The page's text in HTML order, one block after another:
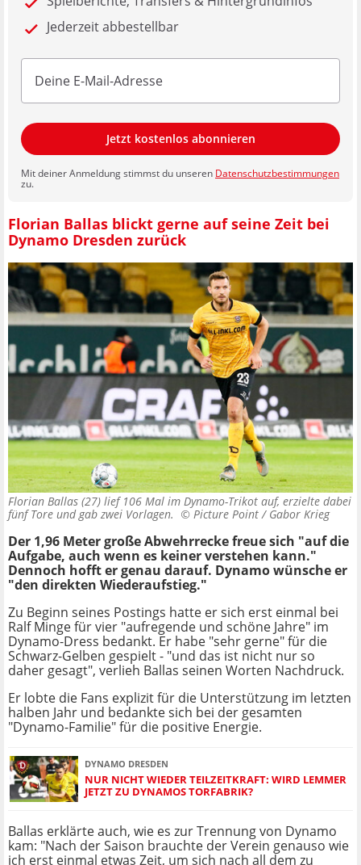
Jederzeit abbestellbar
Jetzt kostenlos abonnieren
Mit deiner Anmeldung stimmst du unseren Datenschutzbestimmungen
zu.
Florian Ballas blickt gerne auf seine Zeit bei
Dynamo Dresden zurück
Florian Ballas (27) lief 106 Mal im Dynamo-Trikot auf, erzielte dabei
fünf Tore und gab zwei Vorlagen. © Picture Point / Gabor Krieg
Der 1,96 Meter große Abwehrrecke freue sich "auf die
Aufgabe, auch wenn es keiner verstehen kann."
Dennoch hofft er genau darauf. Dynamo wünsche er
"den direkten Wiederaufstieg."
Zu Beginn seines Postings hatte er sich erst einmal bei
Ralf Minge für vier "aufregende und schöne Jahre" im
Dynamo-Dress bedankt. Er habe "sehr gerne" für die
Schwarz-Gelben gespielt - "und das ist nicht nur so
daher gesagt", verlieh Ballas seinen Worten Nachdruck.
Er lobte die Fans explizit für die Unterstützung im letzten
halben Jahr und bedankte sich bei der gesamten
"Dynamo-Familie" für die positive Energie.
DYNAMO DRESDEN
NUR NICHT WIEDER TEILZEITKRAFT: WIRD LEMMER
JETZT ZU DYNAMOS TORFABRIK?
Ballas erklärte auch, wie es zur Trennung von Dynamo
kam: "Nach der Saison brauchte der Verein genauso wie
ich erst einmal etwas Zeit, um sich nach all dem zu